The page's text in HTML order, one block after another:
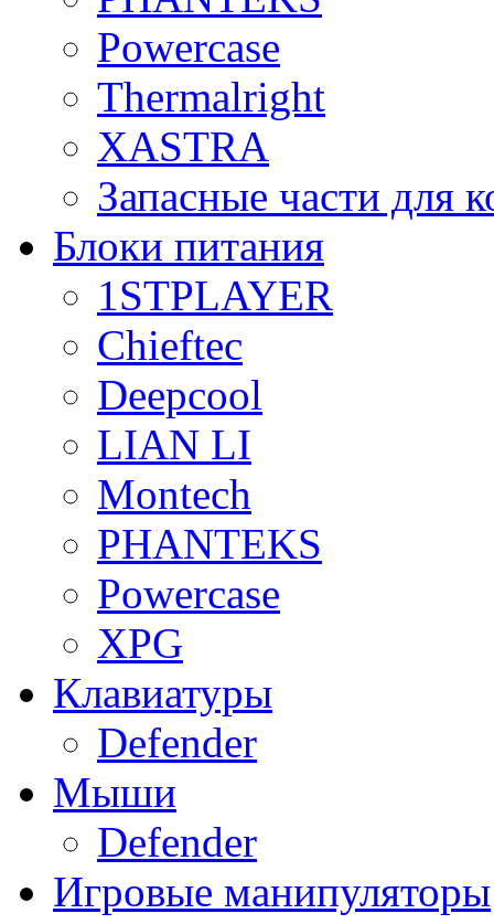
Powercase
Thermalright
XASTRA
Запасные части для
Блоки питания
1STPLAYER
Chieftec
Deepcool
LIAN LI
Montech
PHANTEKS
Powercase
XPG
Клавиатуры
Defender
Мыши
Defender
Игровые манипуляторы